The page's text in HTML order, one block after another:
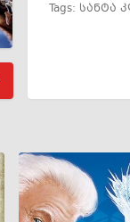
Tags: სანტა